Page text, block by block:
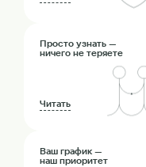
Просто узнать —
ничего не теряете
Читать
Ваш график —
наш приоритет